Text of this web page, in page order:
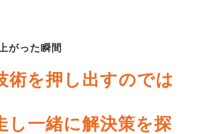
がった瞬間
術を押し出すのでは
し一緒に解決策を探